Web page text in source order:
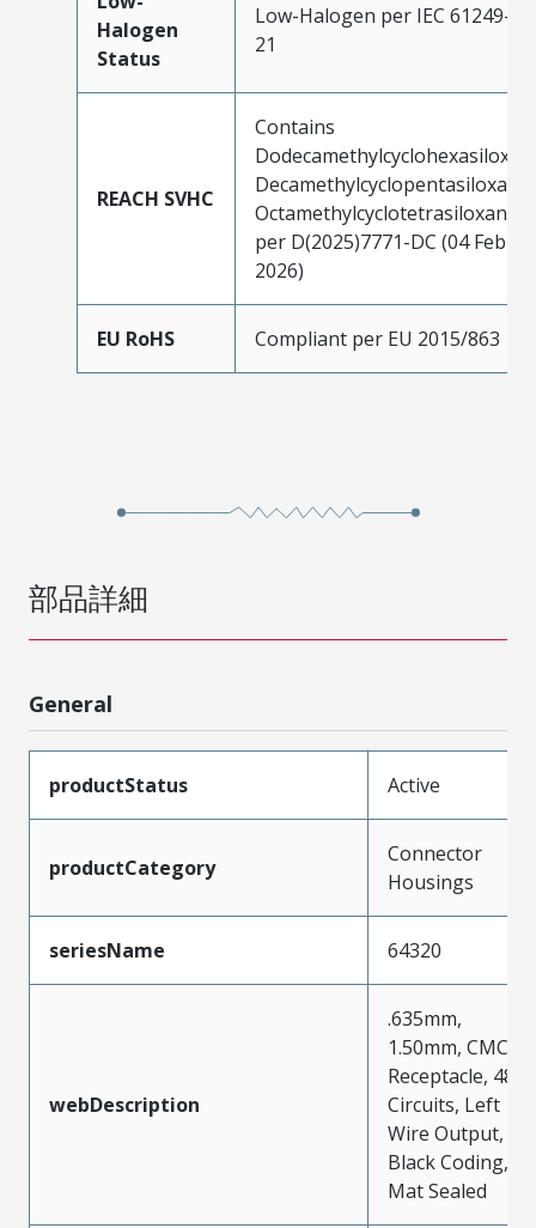
Halogen
Status
Low-Halogen per IEC 61249-2-
21
REACH SVHC
Contains
Decamethylcyclopentasiloxane;
Octamethylcyclotetrasiloxane
per D(2025)7771-DC (04 Feb
2026)
EU RoHS Compliant per EU 2015/863
部品詳細
General
productStatus Active
productCategory
Connector
Housings
seriesName 64320
webDescription
.635mm,
1.50mm, CMC
Receptacle, 48
Circuits, Left
Wire Output,
Black Coding,
Mat Sealed